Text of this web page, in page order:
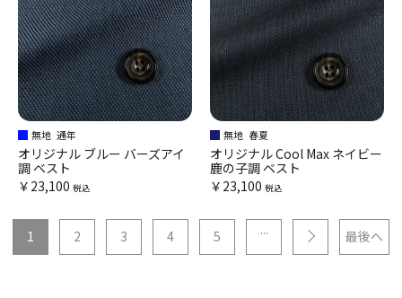
無地 通年
オリジナル ブルー バーズアイ
調 ベスト
￥23,100 税込
無地 春夏
オリジナル Cool Max ネイビー
鹿の子調 ベスト
￥23,100 税込
1 2 3 4 5 ... 最後へ